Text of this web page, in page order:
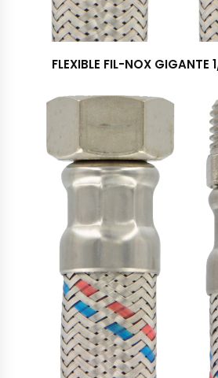
FLEXIBLE FIL-NOX